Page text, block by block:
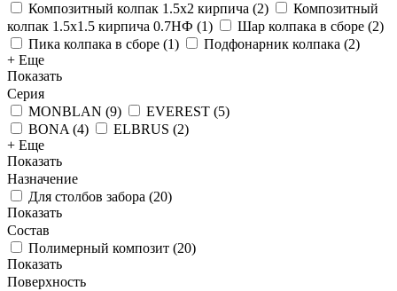
Композитный колпак 1.5х2 кирпича (2)
Композитный
колпак 1.5х1.5 кирпича 0.7НФ (1) Шар колпака в сборе (2)
Пика колпака в сборе (1) Подфонарник колпака (2)
+ Еще
Показать
Серия
MONBLAN (9) EVEREST (5)
BONA (4) ELBRUS (2)
+ Еще
Показать
Назначение
Для столбов забора (20)
Показать
Состав
Полимерный композит (20)
Показать
Поверхность